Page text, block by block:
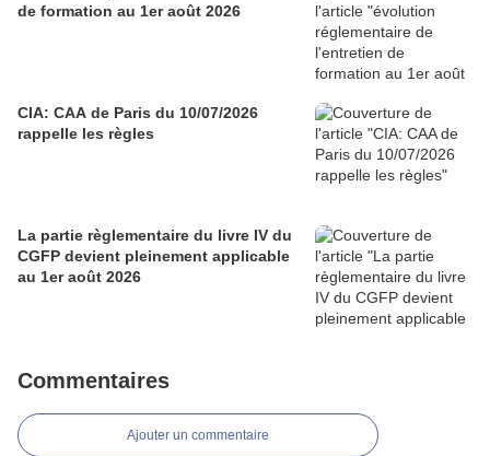
de formation au 1er août 2026
CIA: CAA de Paris du 10/07/2026
rappelle les règles
La partie règlementaire du livre IV du
CGFP devient pleinement applicable
au 1er août 2026
Commentaires
Ajouter un commentaire